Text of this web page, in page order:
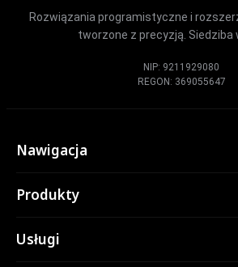
Rozwiązania programistyczne i
tworzone z precyzją. Siedziba
NIP: 9211929080
REGON: 369055647
Nawigacja
Usługi
Produkty
TubePilot
Usługi